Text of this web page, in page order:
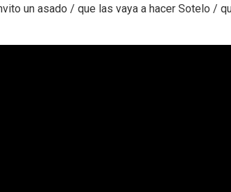
un asado / que las vaya a hacer Sotelo /